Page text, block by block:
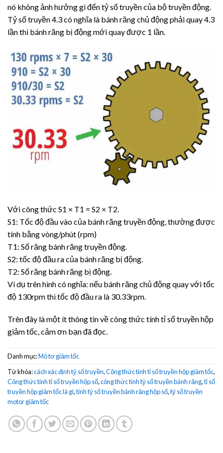
nó không ảnh hưởng gì đến tỷ số truyền của bộ truyền động.
Tỷ số truyền 4.3 có nghĩa là bánh răng chủ động phải quay 4.3
lần thì bánh răng bị động mới quay được 1 lần.
Với công thức S1 × T1 = S2 × T2.
S1: Tốc độ đầu vào của bánh răng truyền động, thường được
tính bằng vòng/phút (rpm)
T1: Số răng bánh răng truyền động.
S2: tốc độ đầu ra của bánh răng bị động.
T2: Số răng bánh răng bị động.
Ví dụ trên hình có nghĩa: nếu bánh răng chủ động quay với tốc
độ 130rpm thì tốc độ đầu ra là 30.33rpm.
Trên đây là một ít thông tin về công thức tính tỉ số truyền hộp
giảm tốc, cảm ơn bạn đã đọc.
Danh mục:Mô tơ giảm tốc
Từ khóa:cách xác định tỷ số truyền,Công thức tính tỉ số truyền hộp giảm tốc,
Công thức tính tỉ số truyền hộp số,công thức tính tỷ số truyền bánh răng,tỉ số
truyền hộp giảm tốc là gì,tính tỷ số truyền bánh răng hộp số,tỷ số truyền
motor giảm tốc